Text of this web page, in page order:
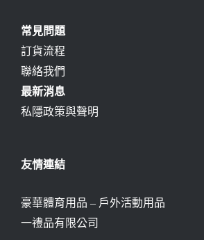
常見問題
訂貨流程
聯絡我們
最新消息
私隱政策與聲明
友情連結
豪華體育用品 – 戶外活動用品
一禮品有限公司